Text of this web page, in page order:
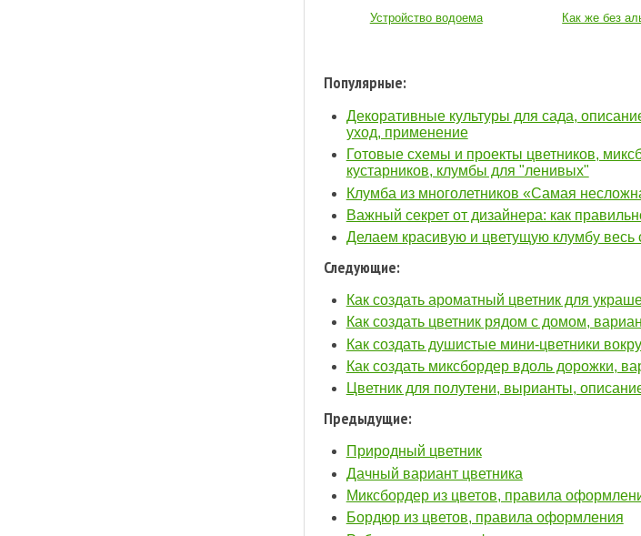
Устройство водоема Как же без
Популярные:
Декоративные культуры для сада,
уход, применение
Готовые схемы и проекты цветников,
кустарников, клумбы для "ленивых"
Клумба из многолетников «Самая
Важный секрет от дизайнера: как
Делаем красивую и цветущую клумбу весь
Следующие:
Как создать ароматный цветник для
Как создать цветник рядом с домом,
Как создать душистые мини-цветники
Как создать миксбордер вдоль дорожки,
Цветник для полутени, вырианты,
Предыдущие:
Природный цветник
Дачный вариант цветника
Миксбордер из цветов, правила
Бордюр из цветов, правила оформления